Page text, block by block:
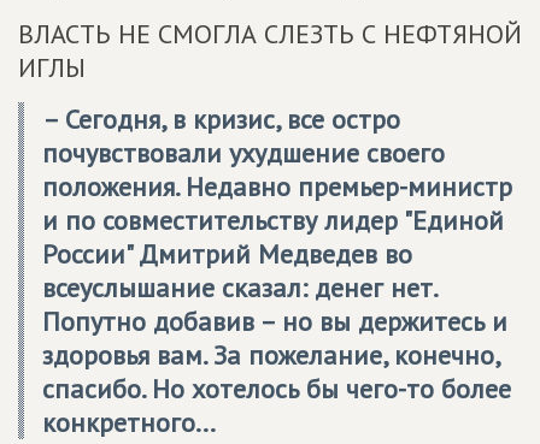
ВЛАСТЬ НЕ СМОГЛА СЛЕЗТЬ С НЕФТЯНОЙ
ИГЛЫ
– Сегодня, в кризис, все остро
почувствовали ухудшение своего
положения. Недавно премьер-министр
и по совместительству лидер "Единой
России" Дмитрий Медведев во
всеуслышание сказал: денег нет.
Попутно добавив – но вы держитесь и
здоровья вам. За пожелание, конечно,
спасибо. Но хотелось бы чего-то более
конкретного...